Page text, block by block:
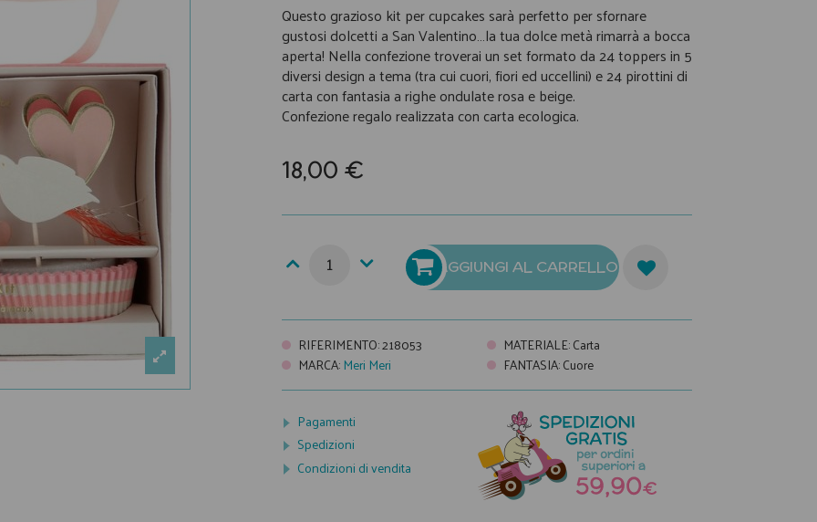
Questo grazioso kit per cupcakes sarà perfetto per sfornare
gustosi dolcetti a San Valentino…la tua dolce metà rimarrà a bocca
aperta! Nella confezione troverai un set formato da 24 toppers in 5
diversi design a tema (tra cui cuori, fiori ed uccellini) e 24 pirottini di
carta con fantasia a righe ondulate rosa e beige.
Confezione regalo realizzata con carta ecologica.
18,00 €
AGGIUNGI AL CARRELLO
RIFERIMENTO:218053 MATERIALE:Carta
MARCA:Meri Meri FANTASIA:Cuore
Pagamenti
Spedizioni
Condizioni di vendita